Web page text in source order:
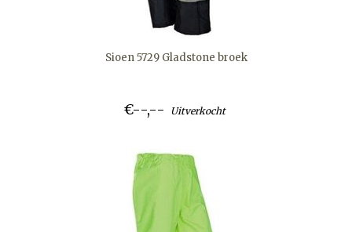
Sioen 5729 Gladstone broek
€--,-- Uitverkocht